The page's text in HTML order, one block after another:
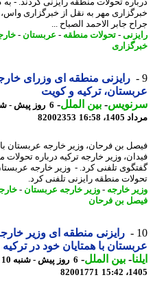
تحولات منطقه رایزنی کردند. - به
مهر به نقل از خبرگزاری واس،
جابر الاحمد الصباح ...
- تحولات منطقه-عربستان-خارجه-
رایزنی منطقه ای وزرای خارجه
ترکیه و کویت
-بین الملل-
6
16:58
82002353
بن فرحان، وزیر خارجه عربستان با
وزیر خارجه ترکیه درباره تحولات
تلفنی کرد. - وزیر خارجه عربستان با
منطقه رایزنی تلفنی کرد.
خارجه-وزیر خارجه عربستان-خارجه-
بن فرحان
رایزنی منطقه ای وزیر خارجه
با همتایان خود در ترکیه و
-بین الملل-
6 روز پیش - شنبه
82001771